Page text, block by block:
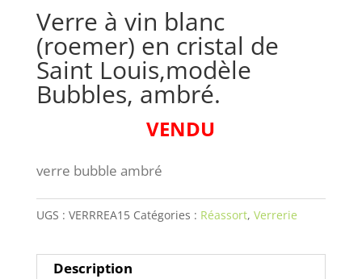
Verre à vin blanc
(roemer) en cristal de
Saint Louis,modèle
Bubbles, ambré.
VENDU
verre bubble ambré
UGS : VERRREA15 Catégories : Réassort, Verrerie
Description